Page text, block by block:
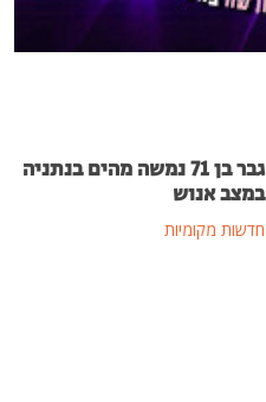
גבר בן 71 נמשה מהים בנתניה
במצב אנוש
חדשות מקומיות